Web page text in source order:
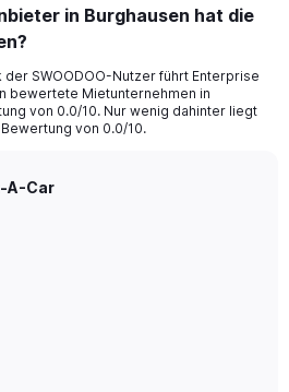
in Burghausen hat die
SWOODOO-Nutzer führt Enterprise
bewertete Mietunternehmen in
von 0.0/10. Nur wenig dahinter liegt
von 0.0/10.
A-Car